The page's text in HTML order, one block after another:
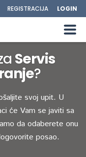
REGISTRACIJA LOGIN
Servis
?
svoj upit. U
će Vam se javiti sa
da odaberete onu
posao.